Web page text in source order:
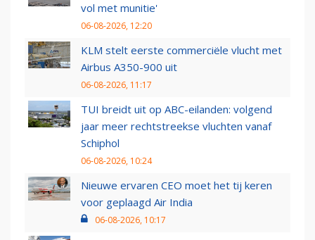
vol met munitie'
06-08-2026, 12:20
KLM stelt eerste commerciële vlucht met
Airbus A350-900 uit
06-08-2026, 11:17
TUI breidt uit op ABC-eilanden: volgend
jaar meer rechtstreekse vluchten vanaf
Schiphol
06-08-2026, 10:24
Nieuwe ervaren CEO moet het tij keren
voor geplaagd Air India
06-08-2026, 10:17